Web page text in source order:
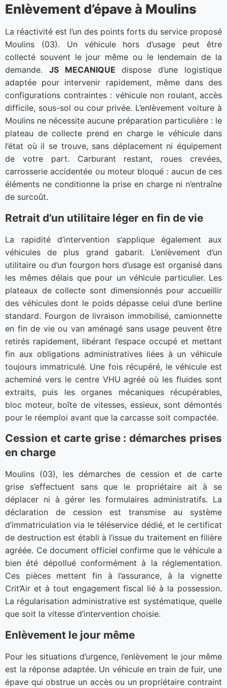
Enlèvement d’épave à Moulins
La réactivité est l’un des points forts du service proposé
Moulins (03). Un véhicule hors d’usage peut être
collecté souvent le jour même ou le lendemain de la
demande. JS MECANIQUE dispose d’une logistique
adaptée pour intervenir rapidement, même dans des
configurations contraintes : véhicule non roulant, accès
difficile, sous-sol ou cour privée. L’enlèvement voiture à
Moulins ne nécessite aucune préparation particulière : le
plateau de collecte prend en charge le véhicule dans
l’état où il se trouve, sans déplacement ni équipement
de votre part. Carburant restant, roues crevées,
carrosserie accidentée ou moteur bloqué : aucun de ces
éléments ne conditionne la prise en charge ni n’entraîne
de surcoût.
Retrait d’un utilitaire léger en fin de vie
La rapidité d’intervention s’applique également aux
véhicules de plus grand gabarit. L’enlèvement d’un
utilitaire ou d’un fourgon hors d’usage est organisé dans
les mêmes délais que pour un véhicule particulier. Les
plateaux de collecte sont dimensionnés pour accueillir
des véhicules dont le poids dépasse celui d’une berline
standard. Fourgon de livraison immobilisé, camionnette
en fin de vie ou van aménagé sans usage peuvent être
retirés rapidement, libérant l’espace occupé et mettant
fin aux obligations administratives liées à un véhicule
toujours immatriculé. Une fois récupéré, le véhicule est
acheminé vers le centre VHU agréé où les fluides sont
extraits, puis les organes mécaniques récupérables,
bloc moteur, boîte de vitesses, essieux, sont démontés
pour le réemploi avant que la carcasse soit compactée.
Cession et carte grise : démarches prises
en charge
Moulins (03), les démarches de cession et de carte
grise s’effectuent sans que le propriétaire ait à se
déplacer ni à gérer les formulaires administratifs. La
déclaration de cession est transmise au système
d’immatriculation via le téléservice dédié, et le certificat
de destruction est établi à l’issue du traitement en filière
agréée. Ce document officiel confirme que le véhicule a
bien été dépollué conformément à la réglementation.
Ces pièces mettent fin à l’assurance, à la vignette
Crit’Air et à tout engagement fiscal lié à la possession.
La régularisation administrative est systématique, quelle
que soit la vitesse d’intervention choisie.
Enlèvement le jour même
Pour les situations d’urgence, l’enlèvement le jour même
est la réponse adaptée. Un véhicule en train de fuir, une
épave qui obstrue un accès ou un propriétaire contraint